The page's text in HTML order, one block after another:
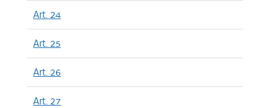
Art. 24
Art. 25
Art. 26
Art. 27